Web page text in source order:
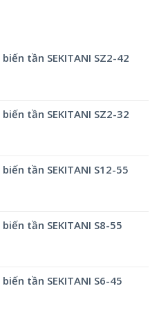
tần SEKITANI SZ2-42
tần SEKITANI SZ2-32
tần SEKITANI S12-55
tần SEKITANI S8-55
tần SEKITANI S6-45